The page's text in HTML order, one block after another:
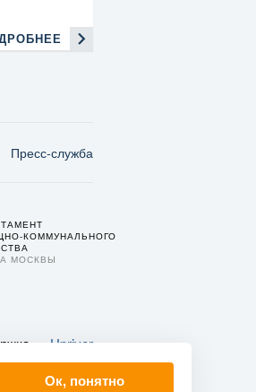
Пресс-служба
КОММУНАЛЬНОГО
МОСКВЫ
— Upriver
Ок, понятно